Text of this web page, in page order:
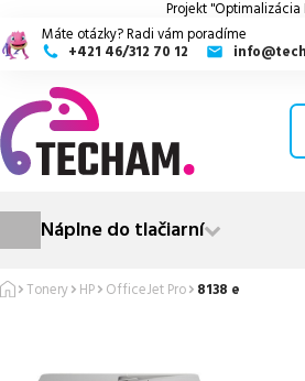
Projekt "Optimalizácia
Máte otázky? Radi vám poradíme
+421 46/312 70 12
Náplne do tlačiarní
Tonery HP OfficeJet Pro 8138 e